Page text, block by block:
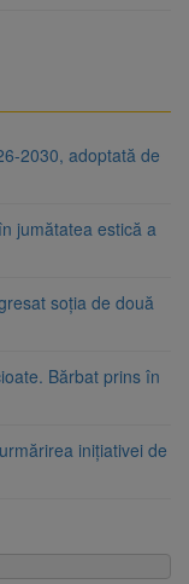
2030, adoptată de
jumătatea estică a
soția de două
Bărbat prins în
inițiativei de